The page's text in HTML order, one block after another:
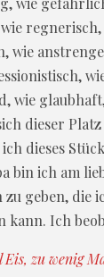
wie
wie
dieser
dieses
bin ich am
zu geben, die
kann. Ich
zu wenig